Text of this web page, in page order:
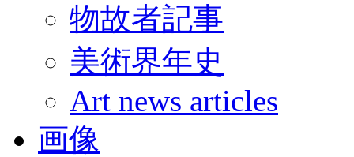
物故者記事
美術界年史
Art news articles
画像